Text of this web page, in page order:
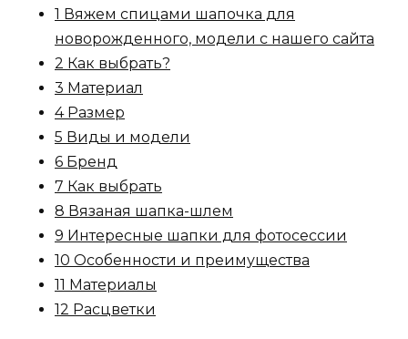
1 Вяжем спицами шапочка для
новорожденного, модели с нашего сайта
2 Как выбрать?
3 Материал
4 Размер
5 Виды и модели
6 Бренд
7 Как выбрать
8 Вязаная шапка-шлем
9 Интересные шапки для фотосессии
10 Особенности и преимущества
11 Материалы
12 Расцветки